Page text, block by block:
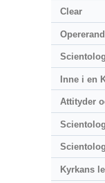
Clear
Inne i en
Attityder
Kyrkans